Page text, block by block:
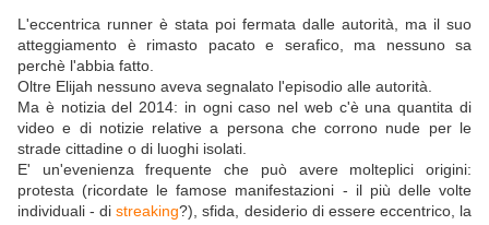
L'eccentrica runner è stata poi fermata dalle autorità, ma il suo
atteggiamento è rimasto pacato e serafico, ma nessuno sa
perchè l'abbia fatto.
Oltre Elijah nessuno aveva segnalato l'episodio alle autorità.
Ma è notizia del 2014: in ogni caso nel web c'è una quantita di
video e di notizie relative a persona che corrono nude per le
strade cittadine o di luoghi isolati.
E' un'evenienza frequente che può avere molteplici origini:
protesta (ricordate le famose manifestazioni - il più delle volte
individuali - distreaking?), sfida, desiderio di essere eccentrico, la